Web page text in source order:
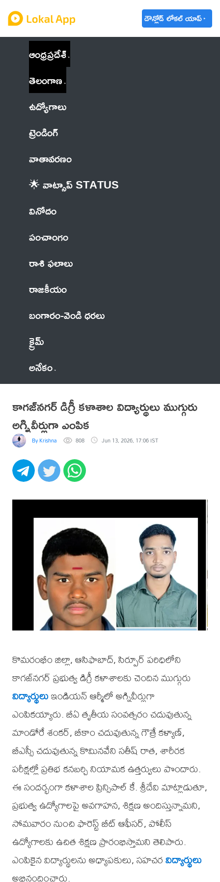
డౌన్లోడ్ లోకల్ యాప్
ఆంధ్రప్రదేశ్
తెలంగాణ
ఉద్యోగాలు
ట్రెండింగ్
వాతావరణం
🌟 వాట్సాప్ STATUS
వినోదం
పంచాంగం
రాశి ఫలాలు
రాజకీయం
బంగారం-వెండి ధరలు
క్రైమ్
అనేకం
కాగజ్‌నగర్ డిగ్రీ కళాశాల విద్యార్థులు ముగ్గురు
అగ్నివీర్లుగా ఎంపిక
By Krishna 808 Jun 13, 2026, 17:06 IST
కొమరంభీం జిల్లా, ఆసిఫాబాద్, సిర్పూర్ పరిధిలోని
కాగజ్‌నగర్ ప్రభుత్వ డిగ్రీ కళాశాలకు చెందిన ముగ్గురు
విద్యార్థులుఇండియన్ ఆర్మీలో అగ్నివీర్లుగా
ఎంపికయ్యారు. బీఏ తృతీయ సంవత్సరం చదువుతున్న
మాండోరే శంకర్, బీకాం చదువుతున్న గౌత్రే కళ్యాణ్,
బీఎస్సీ చదువుతున్న కొమినవేని సతీష్ రాత, శారీరక
పరీక్షల్లో ప్రతిభ కనబర్చి నియామక ఉత్తర్వులు పొందారు.
ఈ సందర్భంగా కళాశాల ప్రిన్సిపాల్ కే. శ్రీదేవి మాట్లాడుతూ,
ప్రభుత్వ ఉద్యోగాలపై అవగాహన, శిక్షణ అందిస్తున్నామని,
సోమవారం నుంచి ఫారెస్ట్ బీట్ ఆఫీసర్, పోలీస్
ఉద్యోగాలకు ఉచిత శిక్షణ ప్రారంభిస్తామని తెలిపారు.
ఎంపికైన విద్యార్థులను అధ్యాపకులు, సహచరవిద్యార్థులు
అభినందించారు.